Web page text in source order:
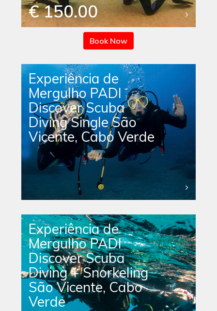
€ 150.00
Book Now
Experiência de
Mergulho PADI
Discover Scuba
Diving Single São
Vicente, Cabo Verde
Experiência de
Mergulho PADI
Discover Scuba
Diving + Snorkeling
São Vicente, Cabo
Verde